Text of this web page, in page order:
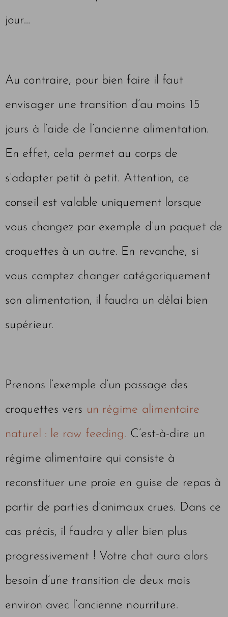
jour…
Au contraire, pour bien faire il faut
envisager une transition d’au moins 15
jours à l’aide de l’ancienne alimentation.
En effet, cela permet au corps de
s’adapter petit à petit. Attention, ce
conseil est valable uniquement lorsque
vous changez par exemple d’un paquet de
croquettes à un autre. En revanche, si
vous comptez changer catégoriquement
son alimentation, il faudra un délai bien
supérieur.
Prenons l’exemple d’un passage des
croquettes vers un régime alimentaire
naturel : le raw feeding. C’est-à-dire un
régime alimentaire qui consiste à
reconstituer une proie en guise de repas à
partir de parties d’animaux crues. Dans ce
cas précis, il faudra y aller bien plus
progressivement ! Votre chat aura alors
besoin d’une transition de deux mois
environ avec l’ancienne nourriture.